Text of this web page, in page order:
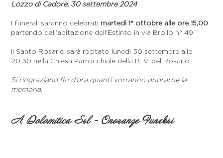
Lozzo di Cadore, 30 settembre 2024
I funerali saranno celebrati martedì 1° ottobre alle ore 15,00
partendo dall’abitazione dell’Estinto in via Broilo n° 49.
Il Santo Rosario sarà recitato lunedì 30 settembre alle
20,30 nella Chiesa Parrocchiale della B. V. del Rosario.
Si ringraziano fin d’ora quanti vorranno onorarne la
memoria.
A Dolomitica Srl - Onoranze Funebri